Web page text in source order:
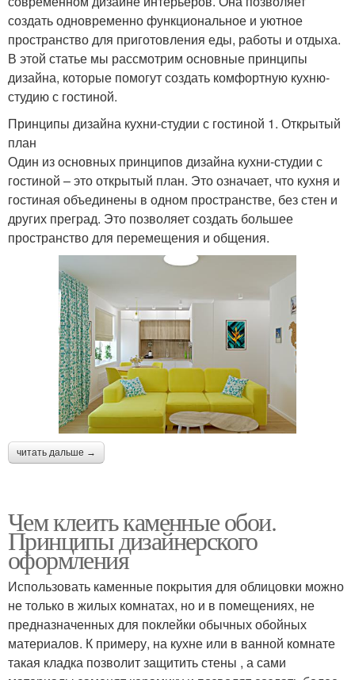
создать одновременно функциональное и уютное
пространство для приготовления еды, работы и отдыха.
В этой статье мы рассмотрим основные принципы
дизайна, которые помогут создать комфортную кухню-
студию с гостиной.
Принципы дизайна кухни-студии с гостиной 1. Открытый
план
Один из основных принципов дизайна кухни-студии с
гостиной – это открытый план. Это означает, что кухня и
гостиная объединены в одном пространстве, без стен и
других преград. Это позволяет создать большее
пространство для перемещения и общения.
читать дальше →
Чем клеить каменные обои.
Принципы дизайнерского
оформления
Использовать каменные покрытия для облицовки можно
не только в жилых комнатах, но и в помещениях, не
предназначенных для поклейки обычных обойных
материалов. К примеру, на кухне или в ванной комнате
такая кладка позволит защитить стены , а сами